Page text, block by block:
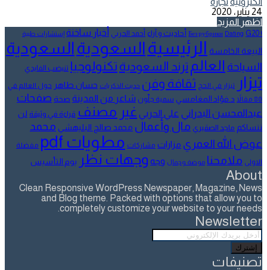
24 يناير، 2020
اظهر المزيد
! Без рубрики
Dating G20 أحاديث و آراء أحمد الحربي أخبار ساخنة إستشارات طبية
البيعة الخامسة الرئيسيةالسعوديةالسعودية
السياحة العالم ترند السعودية تكنولوجيا تنيضب الفايدي
تيزار تيزار في الحج ثقافة وفن حديث الذكريات حسان طاهر حول العالم في
80 مقالاً
د.فؤاد المغامسي سمية جلّون شاعر من المدينة صحة صفحات
عبدالمحسن البدراني علي الحربي غير مصنف قراءة في وثيقة لن
ننساكم ماجد الصقيري مال وأعمال محمد صالح البليهشي محمد
عوض الله العمري مزارات مشاركات مطويات pdf مفضلة
الاولى ملامحنا موضة وجمال وجه وجهات نظر يوم التأسيس
About
Clean Responsive WordPress Newspaper, Magazine, News
and Blog theme. Packed with options that allow you to
completely customize your website to your needs.
Newsletter
أدخل
بريدك
الإلكتروني
تصنيفات